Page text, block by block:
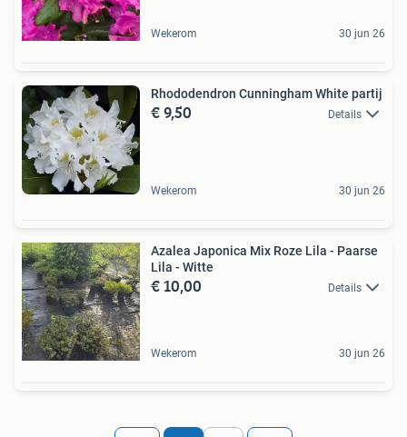
Wekerom 30 jun 26
Rhododendron Cunningham White partij
€ 9,50 Details
Wekerom 30 jun 26
Azalea Japonica Mix Roze Lila - Paarse
Lila - Witte
€ 10,00 Details
Wekerom 30 jun 26